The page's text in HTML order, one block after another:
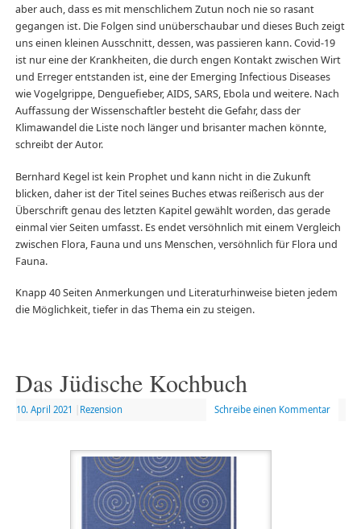
aber auch, dass es mit menschlichem Zutun noch nie so rasant
gegangen ist. Die Folgen sind unüberschaubar und dieses Buch zeigt
uns einen kleinen Ausschnitt, dessen, was passieren kann. Covid-19
ist nur eine der Krankheiten, die durch engen Kontakt zwischen Wirt
und Erreger entstanden ist, eine der Emerging Infectious Diseases
wie Vogelgrippe, Denguefieber, AIDS, SARS, Ebola und weitere. Nach
Auffassung der Wissenschaftler besteht die Gefahr, dass der
Klimawandel die Liste noch länger und brisanter machen könnte,
schreibt der Autor.
Bernhard Kegel ist kein Prophet und kann nicht in die Zukunft
blicken, daher ist der Titel seines Buches etwas reißerisch aus der
Überschrift genau des letzten Kapitel gewählt worden, das gerade
einmal vier Seiten umfasst. Es endet versöhnlich mit einem Vergleich
zwischen Flora, Fauna und uns Menschen, versöhnlich für Flora und
Fauna.
Knapp 40 Seiten Anmerkungen und Literaturhinweise bieten jedem
die Möglichkeit, tiefer in das Thema ein zu steigen.
Das Jüdische Kochbuch
10. April 2021 Rezension Schreibe einen Kommentar